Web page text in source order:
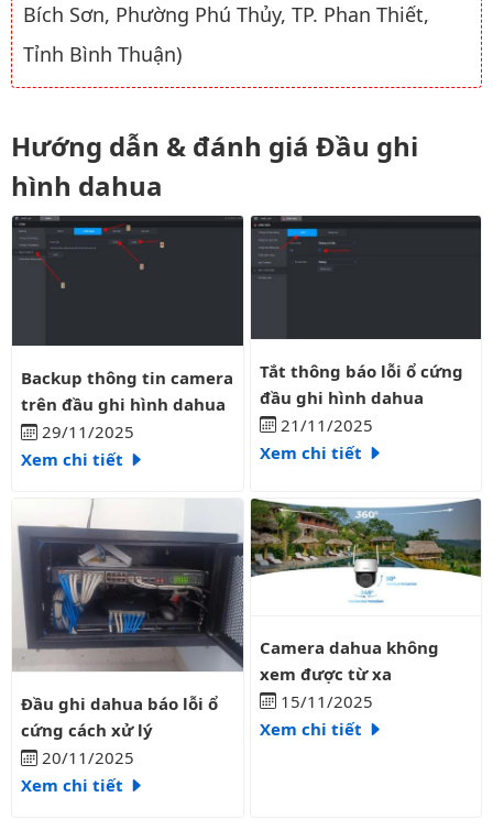
Bích Sơn, Phường Phú Thủy, TP. Phan Thiết,
Tỉnh Bình Thuận)
Hướng dẫn & đánh giá Đầu ghi
hình dahua
Backup thông tin camera trên đầu ghi hình dahua
Backup thông tin camera
trên đầu ghi hình dahua
29/11/2025
Xem chi tiết
Tắt thông báo lỗi ổ cứng đầu
Tắt thông báo lỗi ổ cứng
đầu ghi hình dahua
21/11/2025
Xem chi tiết
Đầu ghi dahua báo lỗi ổ cứng cách xử lý
Đầu ghi dahua báo lỗi ổ
cứng cách xử lý
20/11/2025
Xem chi tiết
Camera dahua không xem
Camera dahua không
xem được từ xa
15/11/2025
Xem chi tiết